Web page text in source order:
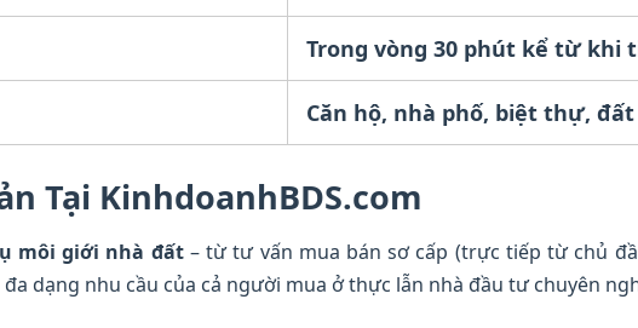
Trong vòng 30 phút kể từ khi
Căn hộ, nhà phố, biệt thự,
Tại KinhdoanhBDS.com
môi giới nhà đất– từ tư vấn mua bán sơ cấp (trực tiếp từ chủ
dạng nhu cầu của cả người mua ở thực lẫn nhà đầu tư chuyên